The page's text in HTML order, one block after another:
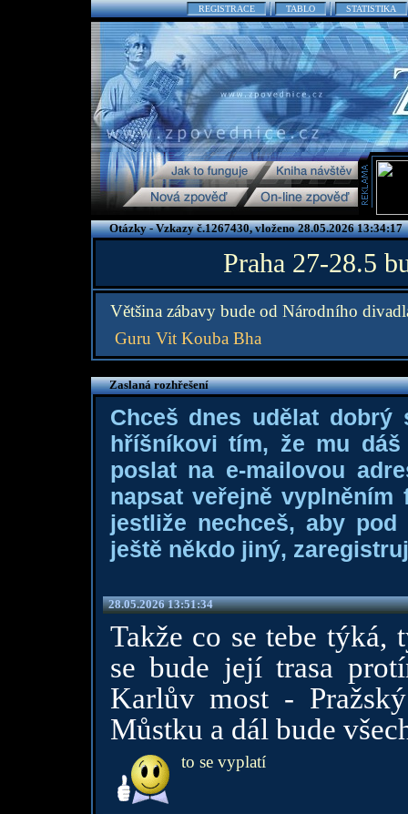
REGISTRACE TABLO STATISTIKA
Otázky - Vzkazy č.1267430, vloženo 28.05.2026 13:34:17
Praha 27-28.5
Většina zábavy bude od Národního
Guru Vit Kouba Bha
Zaslaná rozhřešení
Chceš dnes udělat dobrý
hříšníkovi tím, že mu
poslat na e-mailovou
napsat veřejně
jestliže nechceš, aby
ještě někdo jiný,
28.05.2026 13:51:34
Takže co se tebe
se bude její trasa
Karlův most -
Můstku a dál bude
to se vyplatí